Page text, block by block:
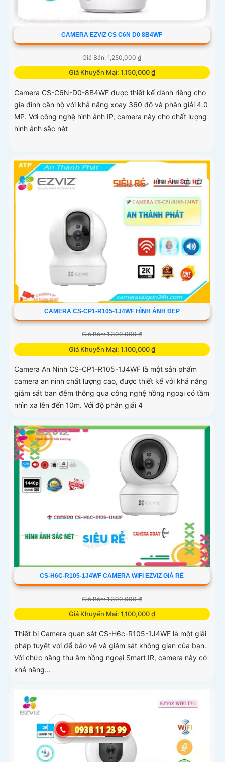
CAMERA EZVIZ CS C6N D0 8B4WF
Giá Bán: 1,250,000 ₫
Giá Khuyến Mại: 1,150,000 ₫
Camera CS-C6N-D0-8B4WF được thiết kế dành riêng cho
gia đình căn hộ với khả năng xoay 360 độ và phân giải 4.0
MP. Với công nghệ hình ảnh IP, camera này cho chất lượng
hình ảnh sắc nét
CAMERA CS-CP1-R105-1J4WF HÌNH ẢNH ĐẸP
Giá Bán: 1,300,000 ₫
Giá Khuyến Mại: 1,100,000 ₫
Camera An Ninh CS-CP1-R105-1J4WF là một sản phẩm
camera an ninh chất lượng cao, được thiết kế với khả năng
giám sát ban đêm thông qua công nghệ hồng ngoại có tầm
nhìn xa lên đến 10m. Với độ phân giải 4
CS-H6C-R105-1J4WF CAMERA WIFI EZVIZ GIÁ RẺ
Giá Bán: 1,300,000 ₫
Giá Khuyến Mại: 1,100,000 ₫
Thiết bị Camera quan sát CS-H6c-R105-1J4WF là một giải
pháp tuyệt vời để bảo vệ và giám sát không gian của bạn.
Với chức năng thu âm hồng ngoại Smart IR, camera này có
khả năng...